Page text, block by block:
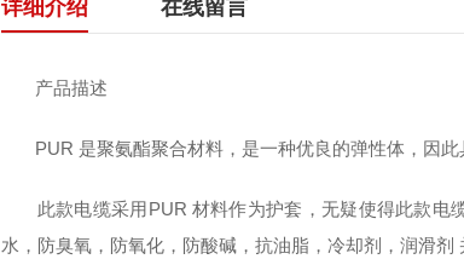
详细介绍 在线留言
产品描述
PUR 是聚氨酯聚合材料，是一种优良的弹性体，因此
此款电缆采用PUR 材料作为护套，无疑使得此款电
水，防臭氧，防氧化，防酸碱，抗油脂，冷却剂，润滑剂